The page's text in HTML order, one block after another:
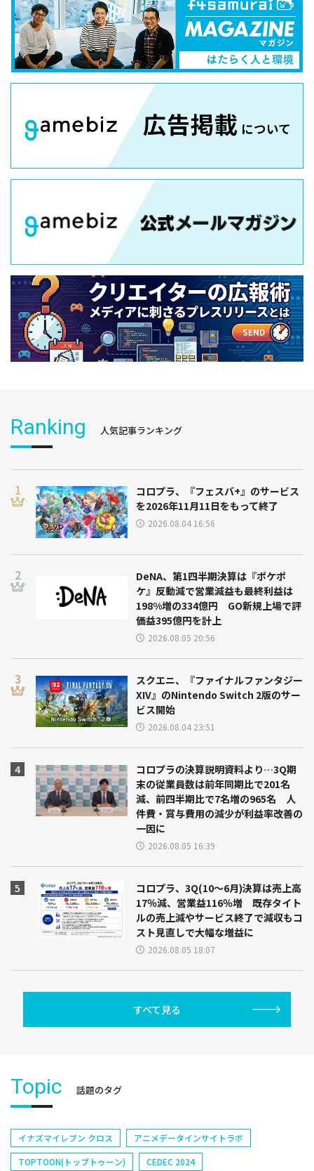
Ranking 人気記事ランキング
コロプラ、『フェスバ+』のサービス
を2026年11月11日をもって終了
2026.08.04 16:56
DeNA、第1四半期決算は『ポケポ
ケ』反動減で営業減益も最終利益は
198%増の334億円 GO新規上場で評
価益395億円を計上
2026.08.05 20:56
スクエニ、『ファイナルファンタジー
XIV』のNintendo Switch 2版のサー
ビス開始
2026.08.04 23:51
コロプラの決算説明資料より…3Q期
末の従業員数は前年同期比で201名
減、前四半期比で7名増の965名 人
件費・賞与費用の減少が利益率改善の
一因に
2026.08.05 16:39
コロプラ、3Q(10～6月)決算は売上高
17％減、営業益116％増 既存タイト
ルの売上減やサービス終了で減収もコ
スト見直しで大幅な増益に
2026.08.05 18:07
すべて見る
Topic 話題のタグ
イナズマイレブン クロス
アニメデータインサイトラボ
TOPTOON(トップトゥーン)
CEDEC 2024